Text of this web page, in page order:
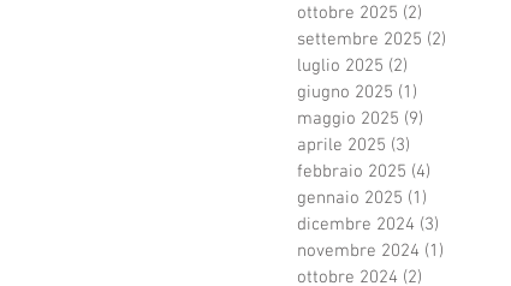
ottobre 2025 (2)
settembre 2025 (2)
luglio 2025 (2)
giugno 2025 (1)
maggio 2025 (9)
aprile 2025 (3)
febbraio 2025 (4)
gennaio 2025 (1)
dicembre 2024 (3)
novembre 2024 (1)
ottobre 2024 (2)